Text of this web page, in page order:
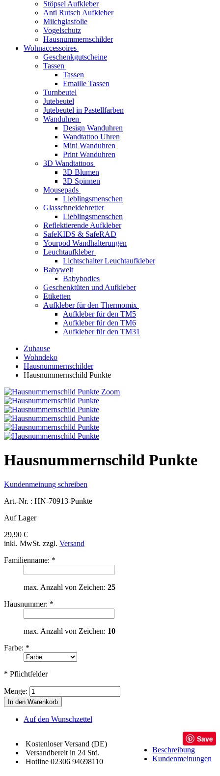
Stöpsel Aufkleber
Anti Rutsch Aufkleber
Milchglasfolie
Vogelschutz
Hausnummernschilder
Wohnaccessoires
Geschenkgutscheine
Tassen
Tassen
Emaille Tassen
Turnbeutel
Jutebeutel
Jutebeutel in Pastellfarben
Wanduhren
Design Wanduhren
Wandtattoo Uhren
Mini Wanduhren
Print Wanduhren
3D Wandtattoos
3D Blumen
3D Spinnen
Mousepads
Lieblingsmenschen
Glasschneidebretter
Lieblingsmenschen
Reflektierende Aufkleber
SafeKIDS & SafeRAD
Yourpod Wandhalterungen
Leuchtaufkleber
Lichtschalter Leuchtaufkleber
Babywelt
Babybodies
Geschenktüten und Aufkleber
Etiketten
Aufkleber für den Thermomix
Aufkleber für den TM5
Aufkleber für den TM6
Aufkleber für den TM31
Zuhause
Wohndeko
Hausnummernschilder
Hausnummernschild Punkte
Zoom
Hausnummernschild Punkte
Kundenmeinung schreiben
Art.-Nr. : HN-70913-Punkte
Auf Lager
29,90 €
inkl. MwSt. zzgl. Versand
Familienname: *
max. Anzahl von Zeichen: 25
Hausnummer: *
max. Anzahl von Zeichen: 10
Farbe: *
* Pflichtfelder
Menge:
In den Warenkorb
Auf den Wunschzettel
Kostenloser Versand (DE)
Versandbereit in 24 Std.
Hotline 02306 94698110
Save
Beschreibung
Kundenmeinungen